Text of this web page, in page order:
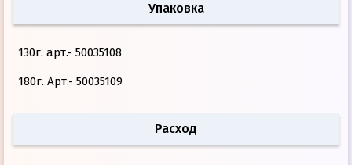
Упаковка
130г. арт.- 50035108
180г. Арт.- 50035109
Расход